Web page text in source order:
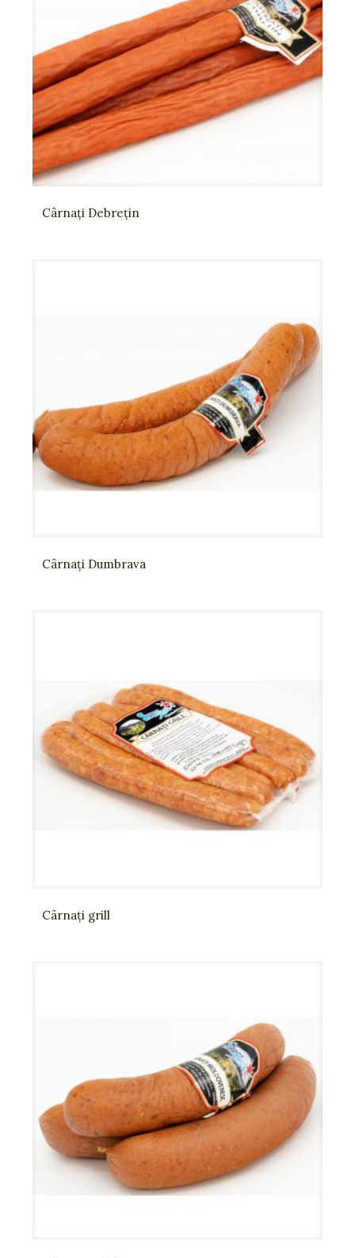
Cârnați Debrețin
Cârnați Dumbrava
Cârnați grill